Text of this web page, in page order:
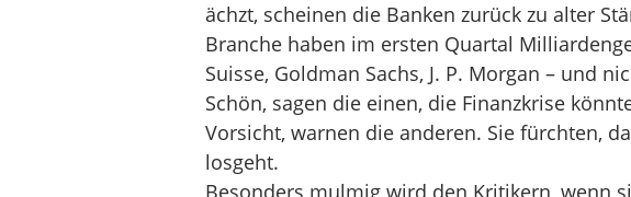
ächzt, scheinen die Banken zurück zu alter
Branche haben im ersten Quartal
Suisse, Goldman Sachs, J. P. Morgan – und
Schön, sagen die einen, die Finanzkrise
Vorsicht, warnen die anderen. Sie fürchten,
losgeht.
Besonders mulmig wird den Kritikern, wenn